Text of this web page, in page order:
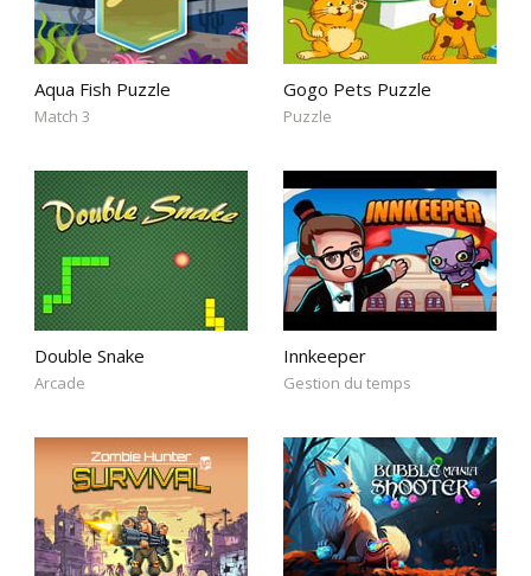
Aqua Fish Puzzle
Match 3
Gogo Pets Puzzle
Puzzle
Double Snake
Arcade
Innkeeper
Gestion du temps